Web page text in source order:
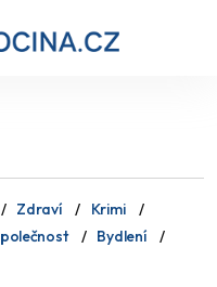
Zdraví
Krimi
Bydlení